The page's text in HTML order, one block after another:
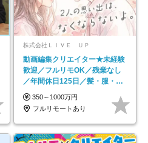
株式会社ＬＩＶＥ ＵＰ
動画編集クリエイター★未経験
歓迎／フルリモOK／残業なし
／年間休日125日／髪・服・ネ
イル自由／研修充実で安心
350～1000万円
フルリモートあり